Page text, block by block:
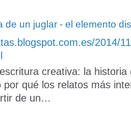
de un juglar - el elemento
2014/
creativa: la historia
por qué los relatos más
de un…